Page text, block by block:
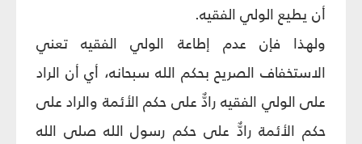
أن يطيع الولي الفقيه.
ولهذا فإن عدم إطاعة الولي الفقيه تعني
الاستخفاف الصريح بحكم الله سبحانه، أي أن الراد
على الولي الفقيه رادٌّ على حكم الأئمة والراد على
حكم الأئمة رادٌّ على حكم رسول الله صلى الله